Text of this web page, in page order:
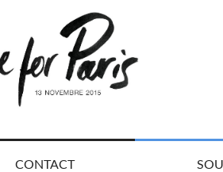
CONTACT